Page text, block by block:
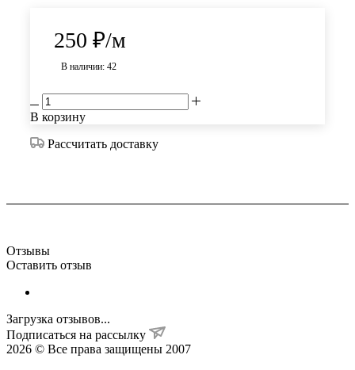
250 ₽/м
В наличии: 42
В корзину
Рассчитать доставку
Отзывы
Оставить отзыв
Загрузка отзывов...
Подписаться на рассылку
2026 © Все права защищены 2007